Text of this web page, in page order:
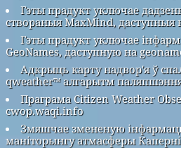
Гэты прадукт уключае
створаныя MaxMind, даступныя
Гэты прадукт уключае
GeoNames, даступную на
Адкрыць карту надвор'я ў
qweather™ алгарытм
Праграма Citizen Weather
cwop.waqi.info
Змяшчае змененую
маніторынгу атмасферы